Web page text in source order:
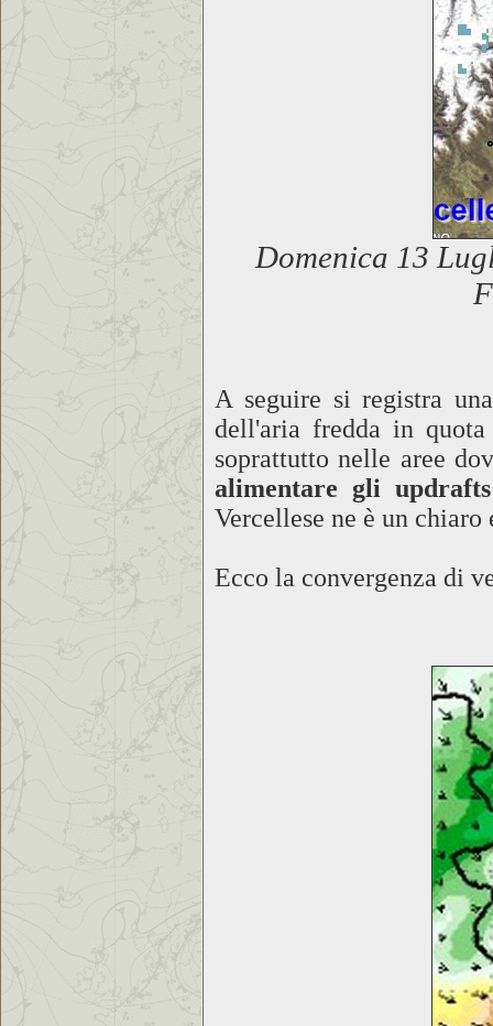
Domenica 13
A seguire si registra
dell'aria fredda in
soprattutto nelle aree
alimentare gli
Vercellese ne è un chiaro
Ecco la convergenza di